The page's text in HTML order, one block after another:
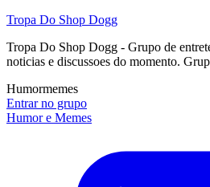
Tropa Do Shop Dogg
Tropa Do Shop Dogg - Grupo de
noticias e discussoes do momento.
Humormemes
Entrar no grupo
Humor e Memes